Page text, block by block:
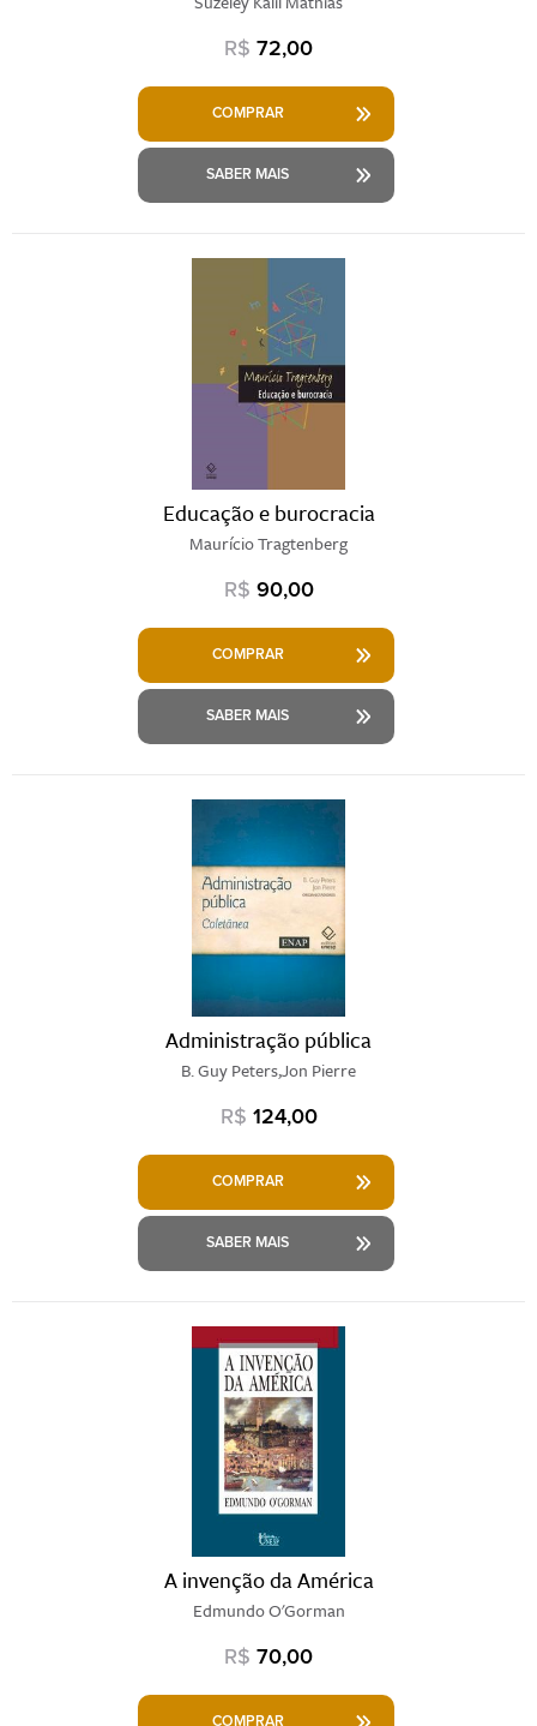
R$ 72,00
COMPRAR
SABER MAIS
Educação e burocracia
Maurício Tragtenberg
R$ 90,00
COMPRAR
SABER MAIS
Administração pública
B. Guy Peters,Jon Pierre
R$ 124,00
COMPRAR
SABER MAIS
A invenção da América
Edmundo O'Gorman
R$ 70,00
COMPRAR